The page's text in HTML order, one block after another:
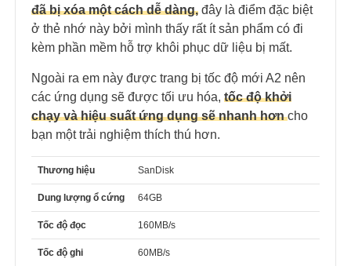
đã bị xóa một cách dễ dàng, đây là điểm đặc biệt
ở thẻ nhớ này bởi mình thấy rất ít sản phẩm có đi
kèm phần mềm hỗ trợ khôi phục dữ liệu bị mất.
Ngoài ra em này được trang bị tốc độ mới A2 nên
các ứng dụng sẽ được tối ưu hóa, tốc độ khởi
chạy và hiệu suất ứng dụng sẽ nhanh hơn cho
bạn một trải nghiệm thích thú hơn.
Thương hiệu SanDisk
Dung lượng ổ cứng 64GB
Tốc độ đọc 160MB/s
Tốc độ ghi 60MB/s